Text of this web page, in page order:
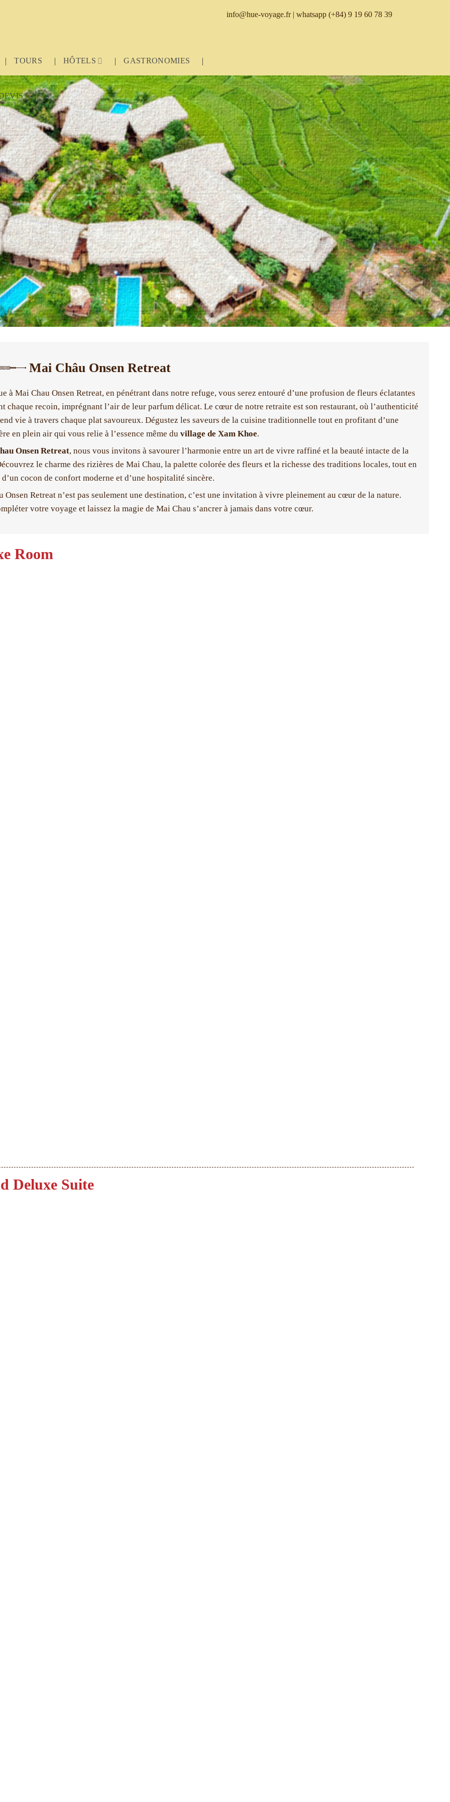
TOURS HÔTELS GASTRONOMIES
info@hue-voyage.fr| whatsapp (+84) 9 19 60 78 39
Mai Châu Onsen Retreat
à Mai Chau Onsen Retreat, en pénétrant dans notre refuge, vous serez entouré d’une profusion de fleurs éclatantes
chaque recoin, imprégnant l’air de leur parfum délicat. Le cœur de notre retraite est son restaurant, où l’authenticité
vie à travers chaque plat savoureux. Dégustez les saveurs de la cuisine traditionnelle tout en profitant d’une
en plein air qui vous relie à l’essence même du village de Xam Khoe.
Onsen Retreat, nous vous invitons à savourer l’harmonie entre un art de vivre raffiné et la beauté intacte de la
le charme des rizières de Mai Chau, la palette colorée des fleurs et la richesse des traditions locales, tout en
cocon de confort moderne et d’une hospitalité sincère.
Onsen Retreat n’est pas seulement une destination, c’est une invitation à vivre pleinement au cœur de la nature.
votre voyage et laissez la magie de Mai Chau s’ancrer à jamais dans votre cœur.
Room
Deluxe Suite